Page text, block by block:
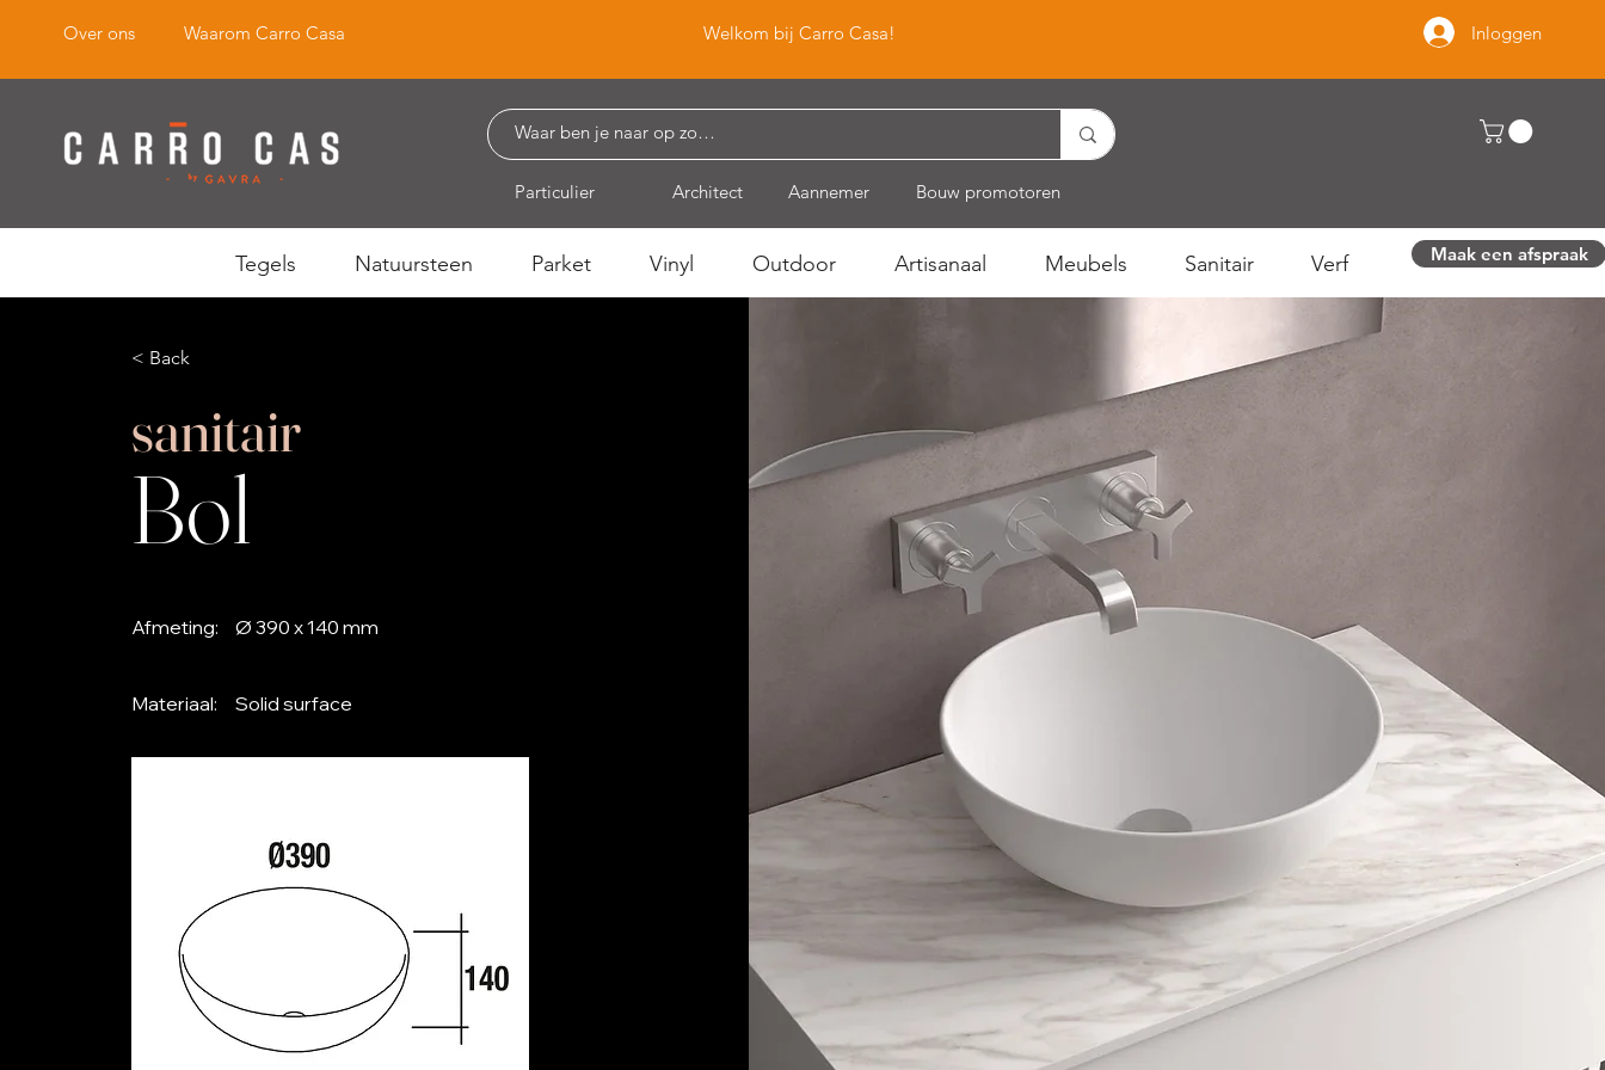
Over ons Waarom Carro Casa Welkom bij Carro Casa! Inloggen
Particulier Architect Aannemer Bouw promotoren
Tegels Natuursteen Parket Vinyl Outdoor Artisanaal Meubels Sanitair Verf Maak een afspraak
< Back
sanitair
Bol
Afmeting: Ø 390 x 140 mm
Materiaal: Solid surface